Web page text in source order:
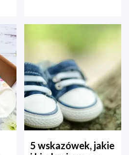
5 wskazówek, jakie